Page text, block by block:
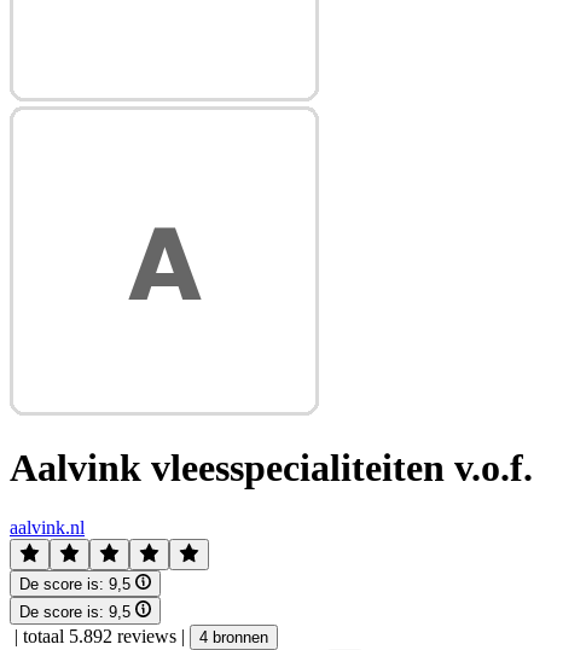
Aalvink vleesspecialiteiten v.o.f.
aalvink.nl
De score is: 9,5
De score is: 9,5
| totaal 5.892 reviews | 4 bronnen